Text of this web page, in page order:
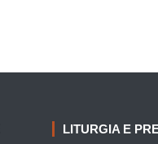
LITURGIA E